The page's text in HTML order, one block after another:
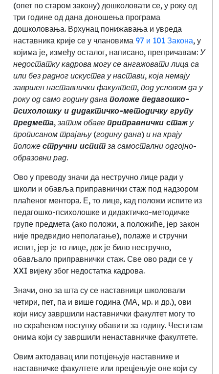
(опет по старом закону) дошколовати се, у року од
три године од дана доношења програма
дошколовања. Врхунац понижавања и увреда
наставника крије се у члановима 97 и 101 Закона, у
којима је, између осталог, написано, препричавам: У
недостатку кадрова могу се ангажовати лица са
или без радног искуства у настави, која немају
завршен наставнички факултет, под условом да у
року од само годину дана положе педагошко-
психолошку и дидактичко-методичку групу
предмета, затим обаве приправнички стажу
прописаном трајању (годину дана) и на крају
положе стручни испит за самостални одгојно-
образовни рад.
Ово у преводу значи да нестручно лице ради у
школи и обавља приправнички стаж под надзором
плаћеног ментора. Е, то лице, кад положи испите из
педагошко-психолошке и дидактичко-методичке
групе предмета (ако положи, а положиће, јер закон
није предвидио неполагање), полаже и стручни
испит, јер је то лице, док је било нестручно,
обављало приправнички стаж. Све ово ради се у
XXI вијеку због недостатка кадрова.
Значи, оно за шта су се наставници школовали
четири, пет, па и више година (МА, мр. и др.), ови
који нису завршили наставнички факултет могу то
по скраћеном поступку обавити за годину. Честитам
онима који су завршили ненаставничке факултете.
Овим актодавац или потцјењује наставнике и
наставничке факултете или прецјењује оне који су